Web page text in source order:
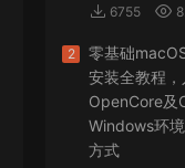
来源： Adobe
专业的图片处理软件
6755
2
零基础
安装全教程
OpenCore及
Windows环
方式